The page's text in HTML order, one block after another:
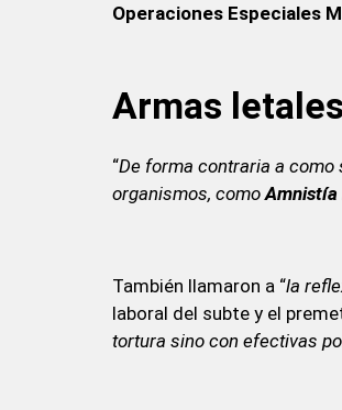
Operaciones Especiales
Armas letales
“De forma contraria a
organismos, como Amnistía
También llamaron a “la
laboral del subte y el
tortura sino con efectivas